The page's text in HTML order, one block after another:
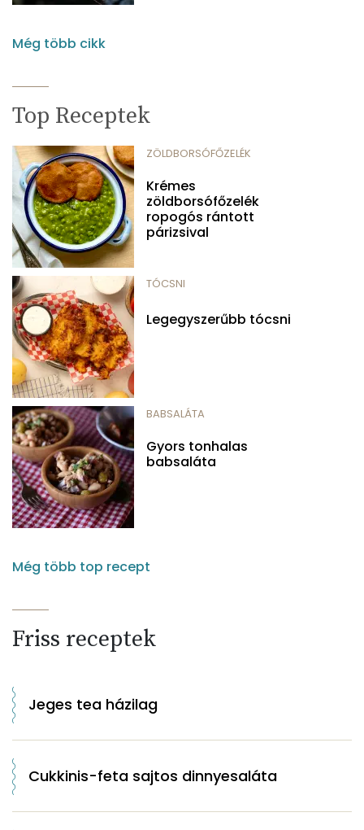
Még több cikk
Top Receptek
ZÖLDBORSÓFŐZELÉK
Krémes
zöldborsófőzelék
ropogós rántott
párizsival
TÓCSNI
Legegyszerűbb tócsni
BABSALÁTA
Gyors tonhalas
babsaláta
Még több top recept
Friss receptek
Jeges tea házilag
Cukkinis-feta sajtos dinnyesaláta